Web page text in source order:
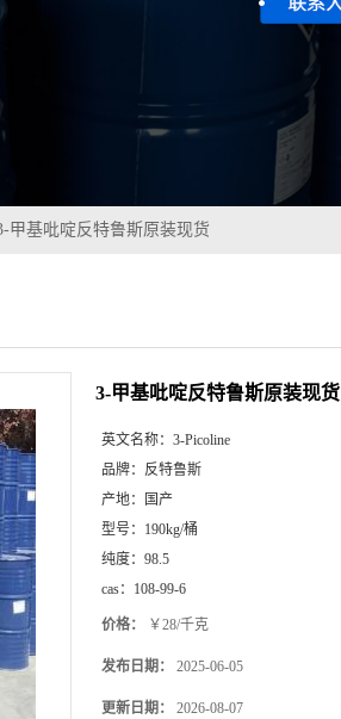
甲基吡啶反特鲁斯原装现货
3-甲基吡啶反特鲁斯原装现货
英文名称： 3-Picoline
品牌： 反特鲁斯
产地：
国产
型号： 190kg/桶
纯度： 98.5
cas： 108-99-6
价格： ￥28/千克
发布日期： 2025-06-05
更新日期： 2026-08-07